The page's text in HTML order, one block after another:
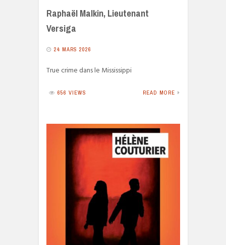
Raphaël Malkin, Lieutenant
Versiga
24 MARS 2026
True crime dans le Mississippi
656 VIEWS READ MORE